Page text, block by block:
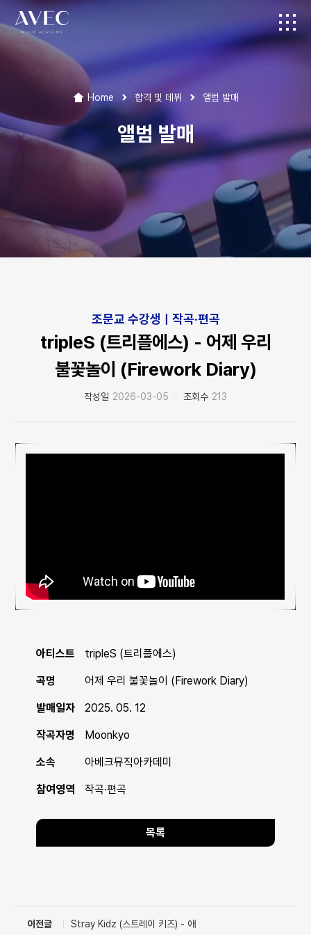
Home 합격 및 데뷔 앨범 발매
앨범 발매
조문교 수강생ㅣ작곡·편곡
tripleS (트리플에스) - 어제 우리
불꽃놀이 (Firework Diary)
작성일 2026-03-05 조회수 213
아티스트 tripleS (트리플에스)
곡명 어제 우리 불꽃놀이 (Firework Diary)
발매일자 2025. 05. 12
작곡자명 Moonkyo
소속 아베크뮤직아카데미
참여영역 작곡·편곡
목록
이전글 Stray Kidz (스트레이 키즈) - 애